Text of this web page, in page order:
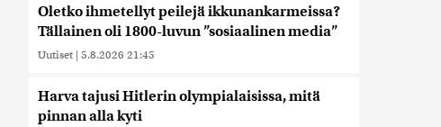
Oletko ihmetellyt peilejä ikkunankarmeissa?
Tällainen oli 1800-luvun ”sosiaalinen media”
Uutiset | 5.8.2026 21:45
Harva tajusi Hitlerin olympialaisissa, mitä
pinnan alla kyti